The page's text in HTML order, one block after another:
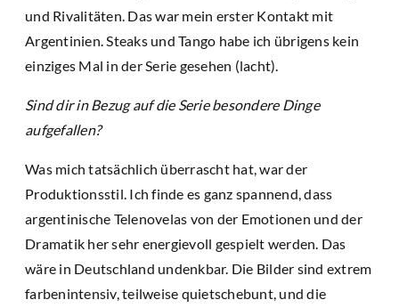
und Rivalitäten. Das war mein erster Kontakt mit
Argentinien. Steaks und Tango habe ich übrigens kein
einziges Mal in der Serie gesehen (lacht).
Sind dir in Bezug auf die Serie besondere Dinge
aufgefallen?
Was mich tatsächlich überrascht hat, war der
Produktionsstil. Ich finde es ganz spannend, dass
argentinische Telenovelas von der Emotionen und der
Dramatik her sehr energievoll gespielt werden. Das
wäre in Deutschland undenkbar. Die Bilder sind extrem
farbenintensiv, teilweise quietschebunt, und die